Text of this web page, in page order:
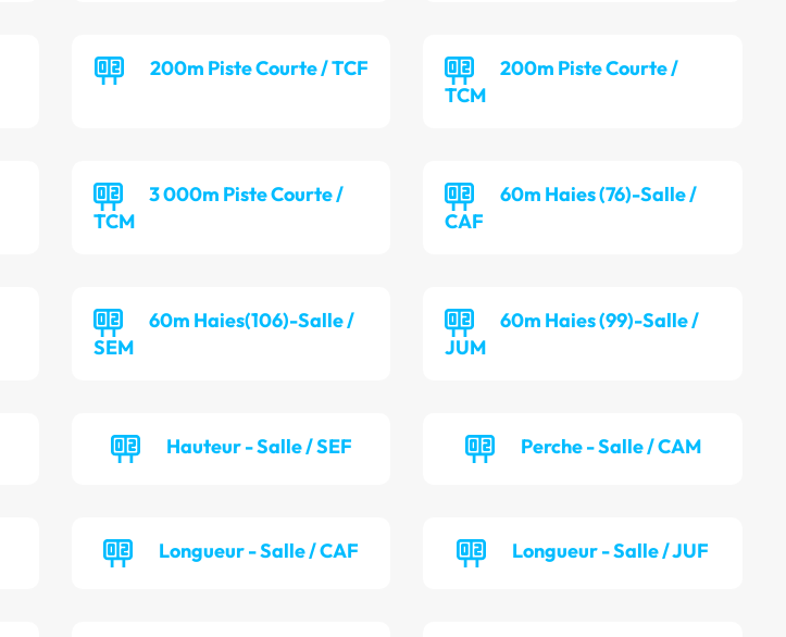
200m Piste Courte / TCF
200m Piste Courte /
TCM
3 000m Piste Courte /
TCM
60m Haies (76)-Salle /
CAF
60m Haies(106)-Salle /
SEM
60m Haies (99)-Salle /
JUM
Hauteur - Salle / SEF Perche - Salle / CAM
Longueur - Salle / CAF Longueur - Salle / JUF